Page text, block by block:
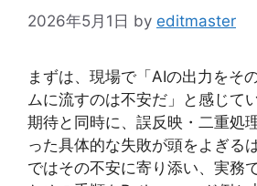
2026年5月1日 by editmaster
まずは、現場で「AIの出力をそ
ムに流すのは不安だ」と感じて
期待と同時に、誤反映・二重処
った具体的な失敗が頭をよぎる
ではその不安に寄り添い、実務